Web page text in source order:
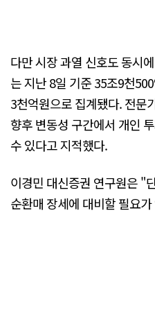
다만 시장 과열 신호도 동시
는 지난 8일 기준 35조9천
3천억원으로 집계됐다. 전문
향후 변동성 구간에서 개인
수 있다고 지적했다.
이경민 대신증권 연구원은 "
순환매 장세에 대비할 필요